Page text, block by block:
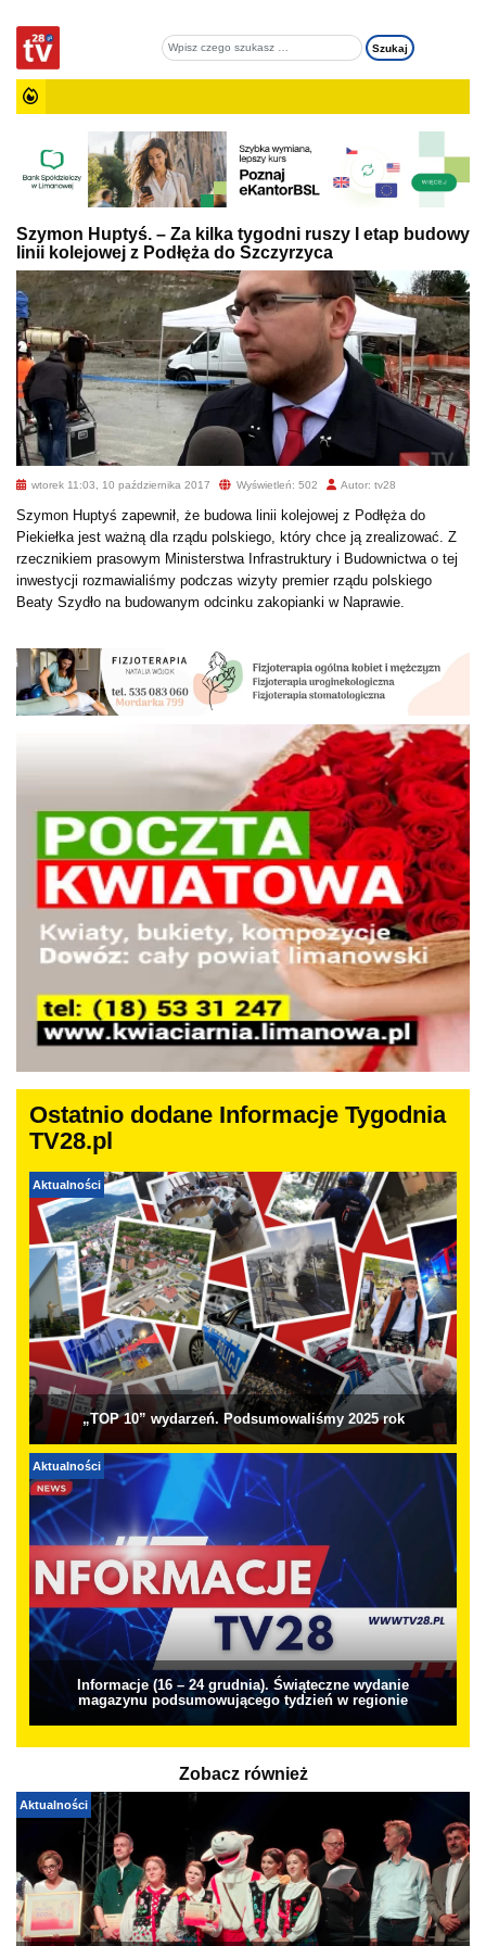
Szymon Huptyś. – Za kilka tygodni ruszy I etap budowy
linii kolejowej z Podłęża do Szczyrzyca
wtorek 11:03, 10 października 2017 Wyświetleń: 502 Autor: tv28
Szymon Huptyś zapewnił, że budowa linii kolejowej z Podłęża do
Piekiełka jest ważną dla rządu polskiego, który chce ją zrealizować. Z
rzecznikiem prasowym Ministerstwa Infrastruktury i Budownictwa o tej
inwestycji rozmawialiśmy podczas wizyty premier rządu polskiego
Beaty Szydło na budowanym odcinku zakopianki w Naprawie.
Ostatnio dodane Informacje Tygodnia
TV28.pl
Aktualności
„TOP 10” wydarzeń. Podsumowaliśmy 2025 rok
Aktualności
Informacje (16 – 24 grudnia). Świąteczne wydanie
magazynu podsumowującego tydzień w regionie
Zobacz również
Aktualności